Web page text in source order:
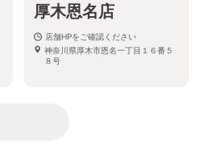
厚木恩名店
店舗HPをご確認ください
神奈川県厚木市恩名一丁目１６番５
８号